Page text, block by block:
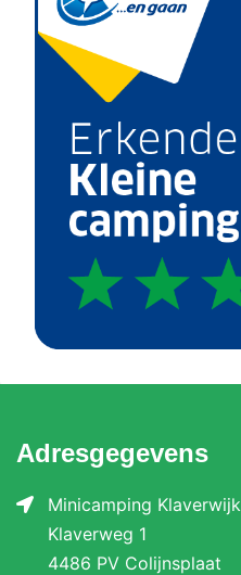
Adresgegevens
Minicamping Klaverwijk
Klaverweg 1
4486 PV Colijnsplaat